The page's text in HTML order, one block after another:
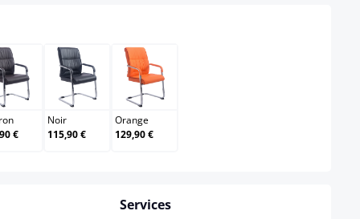
Marron
€
Noir
Noir
115,90 €
Orange
Orange
129,90 €
Services